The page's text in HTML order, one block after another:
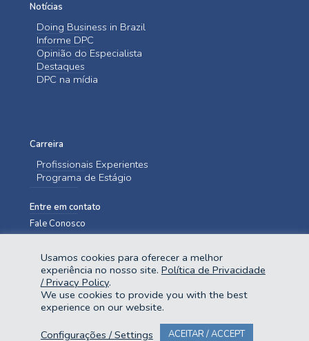
Notícias
Doing Business in Brazil
Informe DPC
Opinião do Especialista
Destaques
DPC na mídia
Carreira
Profissionais Experientes
Programa de Estágio
Entre em contato
Fale Conosco
@2023 Domingues e Pinho Contadores. Todos os direitos reservados.
Usamos cookies para oferecer a melhor
experiência no nosso site. Política de Privacidade
/ Privacy Policy.
We use cookies to provide you with the best
experience on our website.
Configurações / Settings
ACEITAR / ACCEPT